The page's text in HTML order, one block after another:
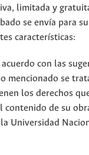
limitada y
se envía para
características:
con las
mencionado se
los derechos
contenido de su
Universidad